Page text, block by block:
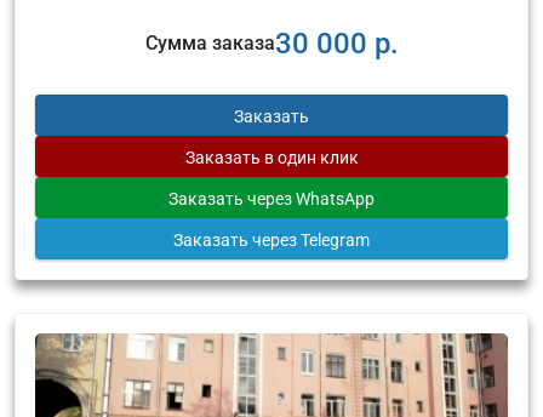
Сумма заказа30 000 р.
Заказать
Заказать в один клик
Заказать через WhatsApp
Заказать через Telegram